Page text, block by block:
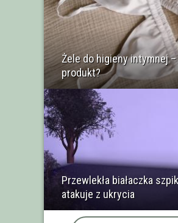
Żele do higieny intymnej
produkt?
Przewlekła białaczka
atakuje z ukrycia